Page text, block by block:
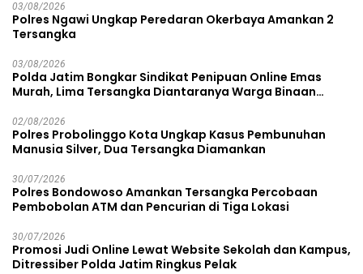
03/08/2026
Polres Ngawi Ungkap Peredaran Okerbaya Amankan 2
Tersangka
03/08/2026
Polda Jatim Bongkar Sindikat Penipuan Online Emas
Murah, Lima Tersangka Diantaranya Warga Binaan
02/08/2026
Polres Probolinggo Kota Ungkap Kasus Pembunuhan
Manusia Silver, Dua Tersangka Diamankan
30/07/2026
Polres Bondowoso Amankan Tersangka Percobaan
Pembobolan ATM dan Pencurian di Tiga Lokasi
30/07/2026
Promosi Judi Online Lewat Website Sekolah dan Kampus,
Ditressiber Polda Jatim Ringkus Pelak